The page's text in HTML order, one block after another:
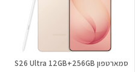
סמארטפון S26 Ultra 12GB+256GB